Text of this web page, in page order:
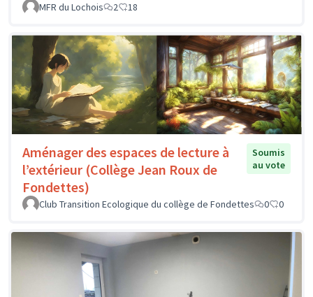
MFR du Lochois
2 18
Aménager des espaces de lecture à
l’extérieur (Collège Jean Roux de
Fondettes)
Soumis
au vote
Club Transition Ecologique du collège de Fondettes 0 0